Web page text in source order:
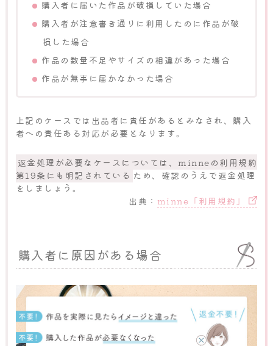
購入者に届いた作品が破損していた場合
購入者が注意書き通りに利用したのに作品が破
損した場合
作品の数量不足やサイズの相違があった場合
作品が無事に届かなかった場合
上記のケースでは出品者に責任があるとみなされ、購入
者への責任ある対応が必要となります。
返金処理が必要なケースについては、minneの利用規約
第19条にも明記されている ため、確認のうえで返金処理
をしましょう。
出典： minne「利用規約」
購入者に原因がある場合